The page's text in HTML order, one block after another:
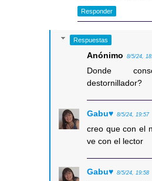
Responder
Respuestas
Anónimo 8/5/24,
Donde
destornillador?
Gabu♥ 8/5/24, 19:57
creo que con el
ve con el lector
Gabu♥ 8/5/24, 19:58